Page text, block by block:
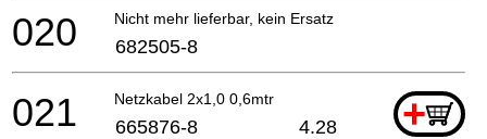
Nicht mehr lieferbar, kein Ersatz
020 682505-8
Netzkabel 2x1,0 0,6mtr +
021 665876-8 4.28